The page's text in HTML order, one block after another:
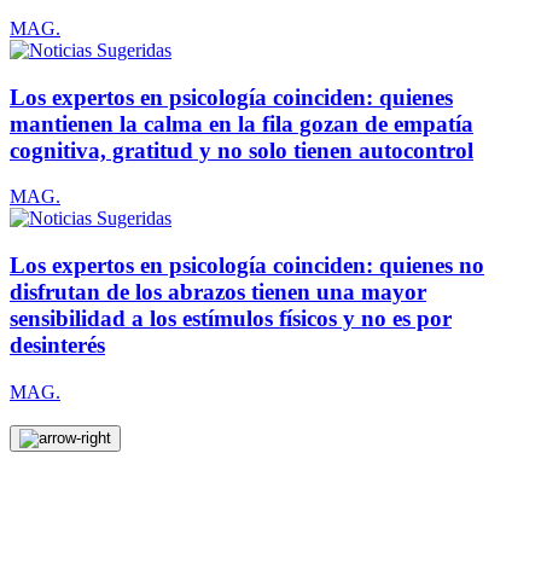
MAG.
Los expertos en psicología coinciden: quienes
mantienen la calma en la fila gozan de empatía
cognitiva, gratitud y no solo tienen autocontrol
MAG.
Los expertos en psicología coinciden: quienes no
disfrutan de los abrazos tienen una mayor
sensibilidad a los estímulos físicos y no es por
desinterés
MAG.